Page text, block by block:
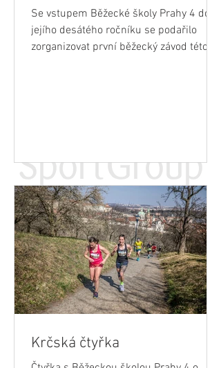
Se vstupem Běžecké školy Prahy 4 do
jejího desátého ročníku se podařilo
zorganizovat první běžecký závod této
Krčská čtyřka